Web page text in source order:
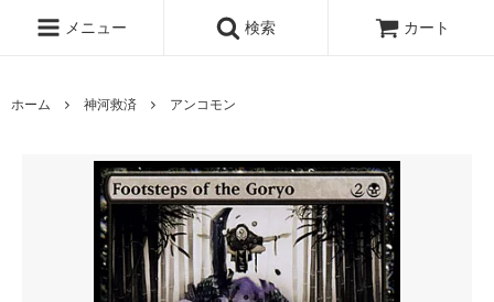
メニュー 検索 カート
ホーム 神河救済 アンコモン